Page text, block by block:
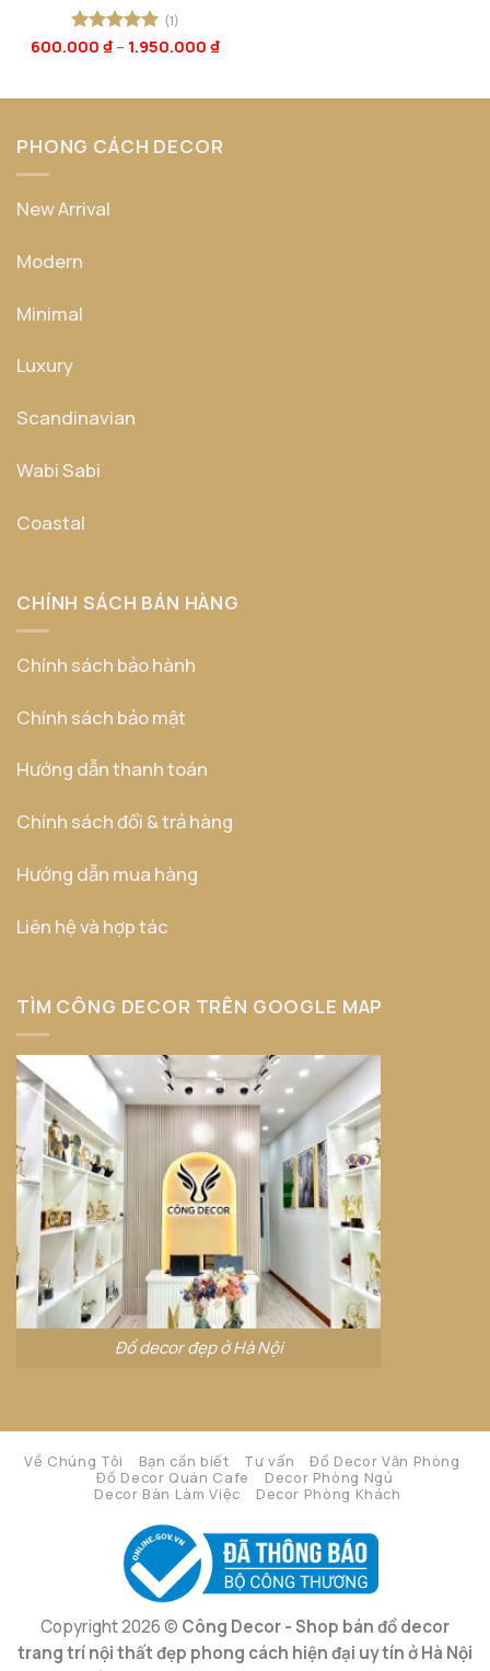
Được xếp
(1)
600.000 ₫ – 1.950.000 ₫
PHONG CÁCH DECOR
New Arrival
Modern
Minimal
Luxury
Scandinavian
Wabi Sabi
Coastal
CHÍNH SÁCH BÁN HÀNG
Chính sách bảo hành
Chính sách bảo mật
Hướng dẫn thanh toán
Chính sách đổi & trả hàng
Hướng dẫn mua hàng
Liên hệ và hợp tác
TÌM CÔNG DECOR TRÊN GOOGLE MAP
Đồ decor đẹp ở Hà Nội
Về Chúng Tôi Bạn cần biết Tư vấn
Đồ Decor Văn Phòng
Đồ Decor Quán Cafe
Decor Phòng Ngủ
Decor Bàn Làm Việc
Decor Phòng Khách
Copyright 2026 © Công Decor - Shop bán đồ decor
trang trí nội thất đẹp phong cách hiện đại uy tín ở Hà Nội